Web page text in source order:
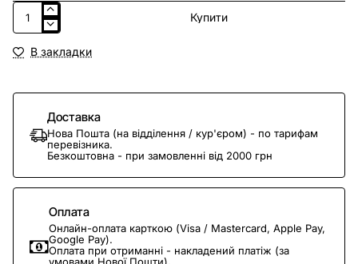
Купити
В закладки
Доставка
Нова Пошта (на відділення / кур'єром) - по тарифам
перевізника.
Безкоштовна - при замовленні від 2000 грн
Оплата
Онлайн-оплата карткою (Visa / Mastercard, Apple Pay,
Google Pay).
Оплата при отриманні - накладений платіж (за
умовами Нової Пошти).